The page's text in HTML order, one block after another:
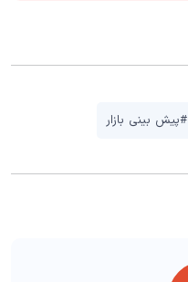
#پیش بینی بازار